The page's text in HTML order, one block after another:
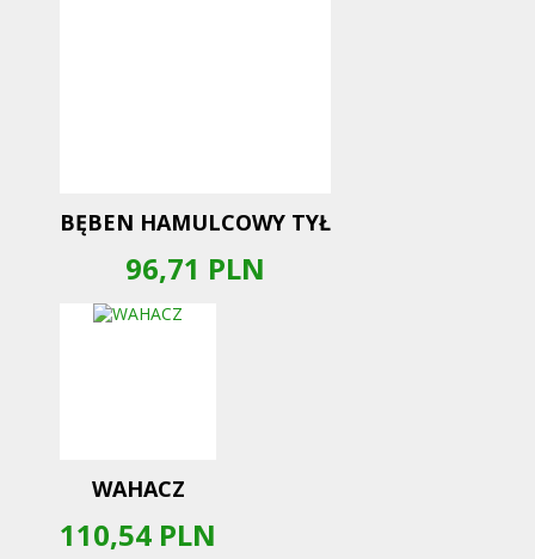
BĘBEN HAMULCOWY TYŁ
96,71 PLN
WAHACZ
110,54 PLN